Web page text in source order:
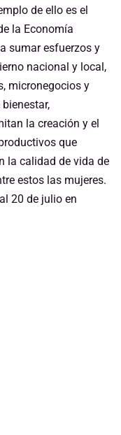
de ello es el
la Economía
sumar esfuerzos y
nacional y local,
micronegocios y
la creación y el
que
la calidad de vida de
estos las mujeres.
20 de julio en